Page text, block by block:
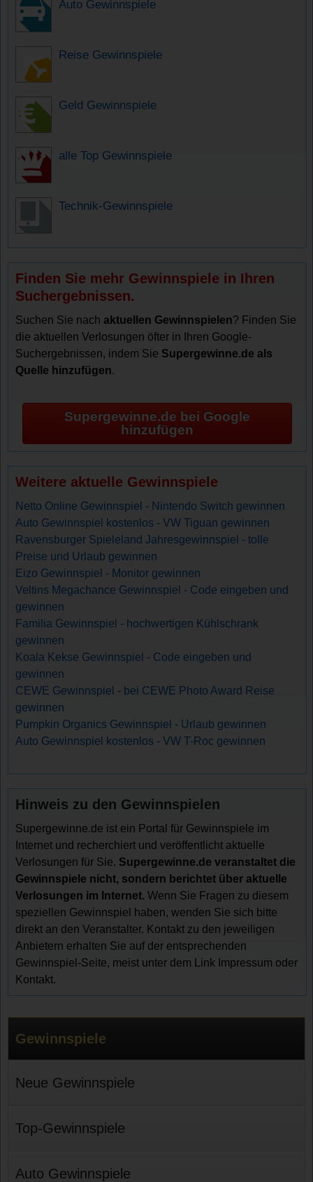
Auto Gewinnspiele
Reise Gewinnspiele
Geld Gewinnspiele
alle Top Gewinnspiele
Technik-Gewinnspiele
Finden Sie mehr Gewinnspiele in Ihren
Suchergebnissen.
Suchen Sie nachaktuellen Gewinnspielen? Finden Sie
die aktuellen Verlosungen öfter in Ihren Google-
Suchergebnissen, indem Sie Supergewinne.de als
Quelle hinzufügen.
Supergewinne.de bei Google
hinzufügen
Weitere aktuelle Gewinnspiele
Netto Online Gewinnspiel - Nintendo Switch gewinnen
Auto Gewinnspiel kostenlos - VW Tiguan gewinnen
Ravensburger Spieleland Jahresgewinnspiel - tolle
Preise und Urlaub gewinnen
Eizo Gewinnspiel - Monitor gewinnen
Veltins Megachance Gewinnspiel - Code eingeben und
gewinnen
Familia Gewinnspiel - hochwertigen Kühlschrank
gewinnen
Koala Kekse Gewinnspiel - Code eingeben und
gewinnen
CEWE Gewinnspiel - bei CEWE Photo Award Reise
gewinnen
Pumpkin Organics Gewinnspiel - Urlaub gewinnen
Auto Gewinnspiel kostenlos - VW T-Roc gewinnen
Hinweis zu den Gewinnspielen
Supergewinne.de ist ein Portal für Gewinnspiele im
Internet und recherchiert und veröffentlicht aktuelle
Verlosungen für Sie. Supergewinne.de veranstaltet die
Gewinnspiele nicht, sondern berichtet über aktuelle
Verlosungen im Internet. Wenn Sie Fragen zu diesem
speziellen Gewinnspiel haben, wenden Sie sich bitte
direkt an den Veranstalter. Kontakt zu den jeweiligen
Anbietern erhalten Sie auf der entsprechenden
Gewinnspiel-Seite, meist unter dem Link Impressum oder
Kontakt.
Gewinnspiele
Neue Gewinnspiele
Top-Gewinnspiele
Auto Gewinnspiele